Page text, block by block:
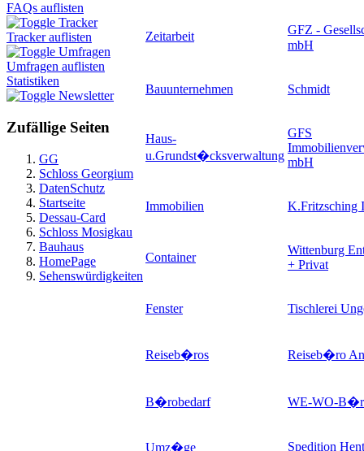
FAQs auflisten
Tracker
Tracker auflisten
Umfragen
Umfragen auflisten
Statistiken
Newsletter
Zufällige Seiten
GG
Schloss Georgium
DatenSchutz
Startseite
Dessau-Card
Schloss Mosigkau
Bauhaus
HomePage
Sehenswürdigkeiten
Zeitarbeit
GFZ -
mbH
Bauunternehmen Schmidt
Haus-
u.Grundst�cksverwaltung
GFS
mbH
Immobilien K.Fritzsching
Container
Wittenburg
+ Privat
Fenster Tischlerei
Reiseb�ros Reiseb�ro
B�robedarf WE-WO-
Umz�ge Spedition